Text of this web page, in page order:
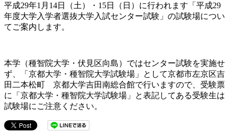
平成29年1月14日（土）・15日（日）に行われます「平成29
年度大学入学者選抜大学入試センター試験」の試験場につい
てご案内します。
本学（種智院大学・伏見区向島）ではセンター試験を実施せ
ず、「京都大学・種智院大学試験場」として京都市左京区吉
田二本松町 京都大学吉田南総合館で行いますので、受験票
に「京都大学・種智院大学試験場」と表記してある受験生は
試験場にご注意ください。